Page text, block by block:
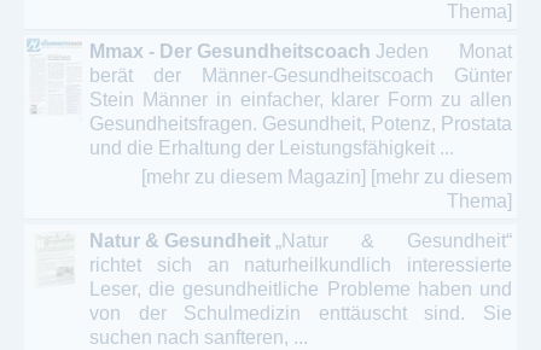
Thema]
Mmax - Der Gesundheitscoach Jeden Monat
berät der Männer-Gesundheitscoach Günter
Stein Männer in einfacher, klarer Form zu allen
Gesundheitsfragen. Gesundheit, Potenz, Prostata
und die Erhaltung der Leistungsfähigkeit ...
[mehr zu diesem Magazin] [mehr zu diesem
Thema]
Natur & Gesundheit „Natur & Gesundheit“
richtet sich an naturheilkundlich interessierte
Leser, die gesundheitliche Probleme haben und
von der Schulmedizin enttäuscht sind. Sie
suchen nach sanfteren, ...